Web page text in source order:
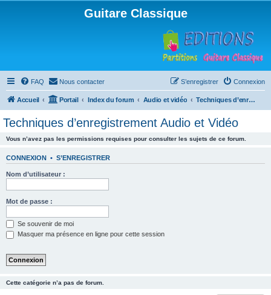
Guitare Classique
FAQ Nous contacter Connexion
S’enregistrer
Accueil Portail Index du forum Audio et vidéo Techniques d’enregistrement Audio et Vidéo
Techniques d’enregistrement Audio et Vidéo
Vous n’avez pas les permissions requises pour consulter les sujets de ce forum.
CONNEXION • S’ENREGISTRER
Nom d’utilisateur :
Mot de passe :
Se souvenir de moi
Masquer ma présence en ligne pour cette session
Cette catégorie n’a pas de forum.